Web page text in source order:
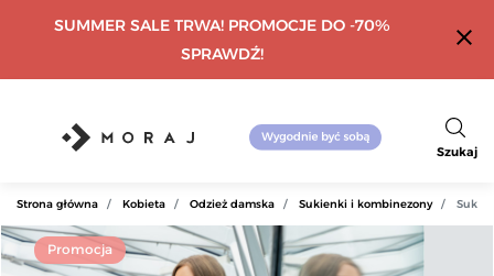
SUMMER SALE TRWA! PROMOCJE DO -70%
SPRAWDŹ!
close
Szukaj
Strona główna Kobieta Odzież damska Sukienki i kombinezony
Promocja